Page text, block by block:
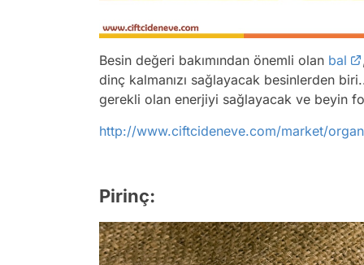
Besin değeri bakımından önemli olan bal
dinç kalmanızı sağlayacak besinlerden
gerekli olan enerjiyi sağlayacak ve beyin
http://www.ciftcideneve.com/market/
Pirinç: